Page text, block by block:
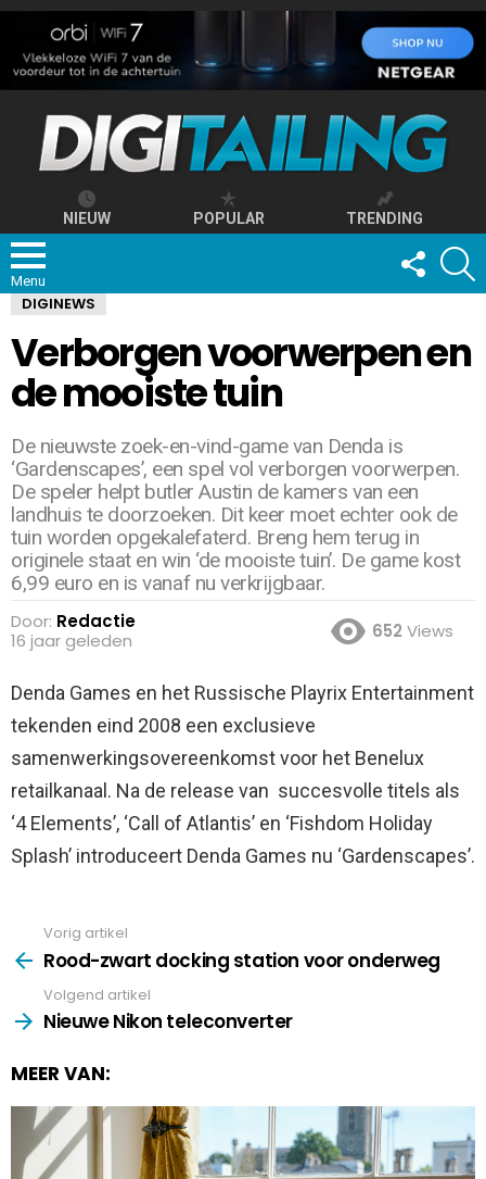
NIEUW POPULAR TRENDING
Menu
FOLLOW
US
DIGINEWS
Verborgen voorwerpen en
de mooiste tuin
De nieuwste zoek-en-vind-game van Denda is
‘Gardenscapes’, een spel vol verborgen voorwerpen.
De speler helpt butler Austin de kamers van een
landhuis te doorzoeken. Dit keer moet echter ook de
tuin worden opgekalefaterd. Breng hem terug in
originele staat en win ‘de mooiste tuin’. De game kost
6,99 euro en is vanaf nu verkrijgbaar.
Door: Redactie
16 jaar geleden
652 Views
Denda Games en het Russische Playrix Entertainment
tekenden eind 2008 een exclusieve
samenwerkingsovereenkomst voor het Benelux
retailkanaal. Na de release van succesvolle titels als
‘4 Elements’, ‘Call of Atlantis’ en ‘Fishdom Holiday
Splash’ introduceert Denda Games nu ‘Gardenscapes’.
more
Vorig artikel
Rood-zwart docking station voor onderweg
Volgend artikel
Nieuwe Nikon teleconverter
MEER VAN: